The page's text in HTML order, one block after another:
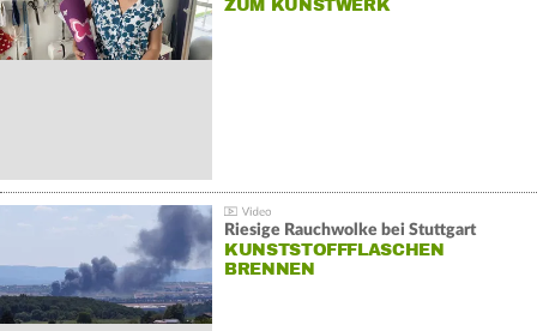
ZUM KUNSTWERK
Riesige Rauchwolke bei Stuttgart
KUNSTSTOFFFLASCHEN
BRENNEN